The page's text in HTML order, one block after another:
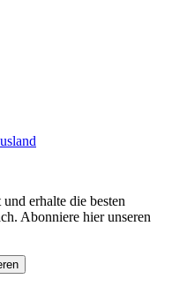
erhalte die besten
Abonniere hier unseren